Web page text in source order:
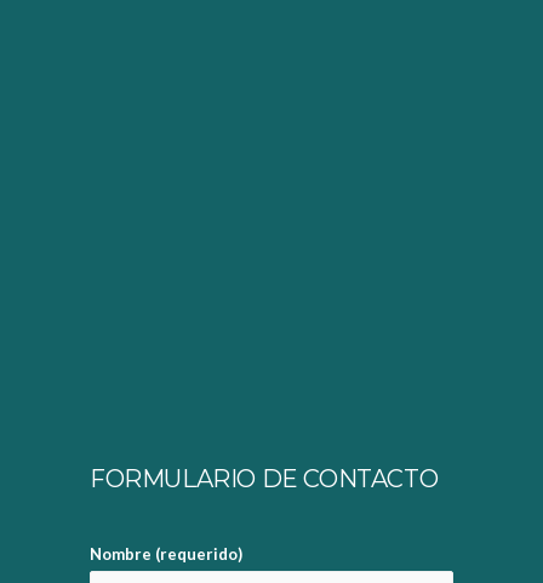
FORMULARIO DE CONTACTO
Nombre (requerido)